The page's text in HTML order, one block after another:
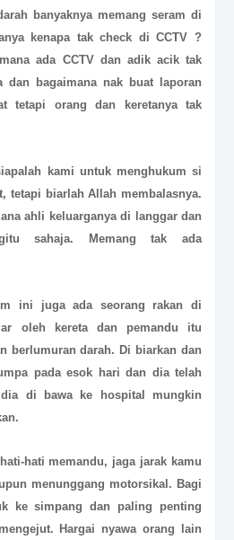
banyaknya memang seram di
kenapa tak check di CCTV ?
ada CCTV dan adik acik tak
dan bagaimana nak buat laporan
tetapi orang dan keretanya tak
kami untuk menghukum si
tetapi biarlah Allah membalasnya.
ahli keluarganya di langgar dan
sahaja. Memang tak ada
ini juga ada seorang rakan di
oleh kereta dan pemandu itu
berlumuran darah. Di biarkan dan
pada esok hari dan dia telah
di bawa ke hospital mungkin
hati memandu, jaga jarak kamu
menunggang motorsikal. Bagi
ke simpang dan paling penting
Hargai nyawa orang lain